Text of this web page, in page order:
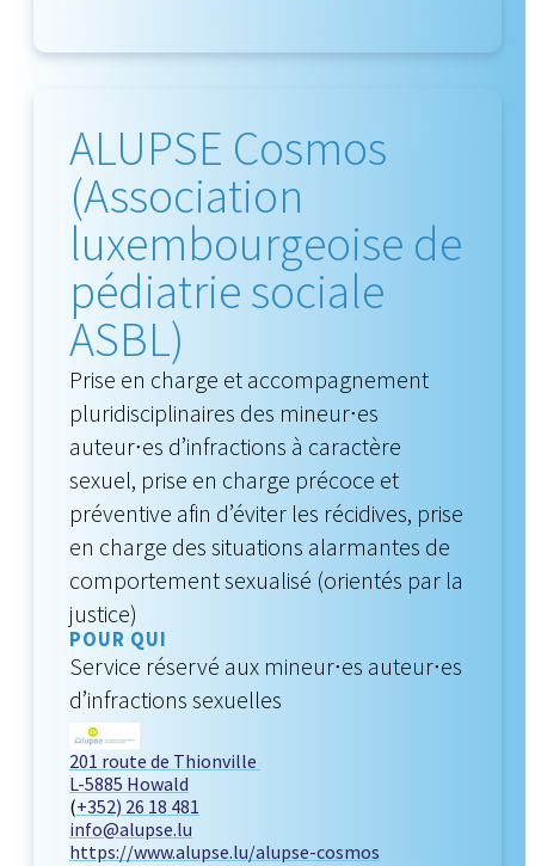
ALUPSE Cosmos
(Association
luxembourgeoise de
pédiatrie sociale
ASBL)
Prise en charge et accompagnement
pluridisciplinaires des mineur∙es
auteur∙es d’infractions à caractère
sexuel, prise en charge précoce et
préventive afin d’éviter les récidives, prise
en charge des situations alarmantes de
comportement sexualisé (orientés par la
justice)
POUR QUI
Service réservé aux mineur∙es auteur∙es
d’infractions sexuelles
201 route de Thionville
L-5885 Howald
(+352) 26 18 481
info@alupse.lu
https://www.alupse.lu/alupse-cosmos